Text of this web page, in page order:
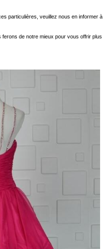
particulières, veuillez nous en informer à
de notre mieux pour vous offrir plus